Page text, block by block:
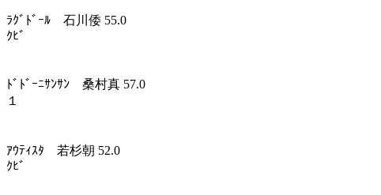
ﾗｸﾞﾄﾞｰﾙ 石川倭 55.0
ｸﾋﾞ
ﾄﾞﾄﾞｰﾆｻﾝｻﾝ 桑村真 57.0
１
ｱｳﾃｨｽﾀ 若杉朝 52.0
ｸﾋﾞ